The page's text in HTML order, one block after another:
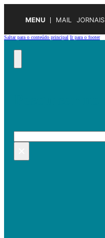
MENU MAIL JORNAIS
Saltar para o conteúdo principal Ir para o footer
Pesquisar